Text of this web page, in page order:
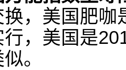
换，美国肥
，美国是
。